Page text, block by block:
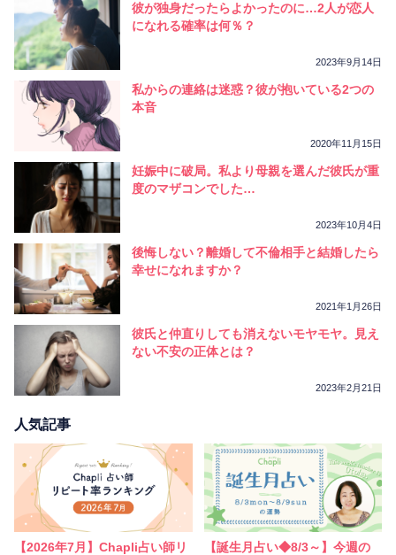
彼が独身だったらよかったのに…2人が恋人
になれる確率は何％？
2023年9月14日
私からの連絡は迷惑？彼が抱いている2つの
本音
2020年11月15日
妊娠中に破局。私より母親を選んだ彼氏が重
度のマザコンでした…
2023年10月4日
後悔しない？離婚して不倫相手と結婚したら
幸せになれますか？
2021年1月26日
彼氏と仲直りしても消えないモヤモヤ。見え
ない不安の正体とは？
2023年2月21日
人気記事
【2026年7月】Chapli占い師リ
【誕生月占い◆8/3～】今週の